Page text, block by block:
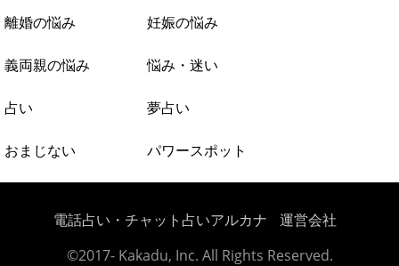
離婚の悩み 妊娠の悩み
義両親の悩み 悩み・迷い
占い 夢占い
おまじない パワースポット
電話占い・チャット占いアルカナ
運営会社
©2017- Kakadu, Inc. All Rights Reserved.